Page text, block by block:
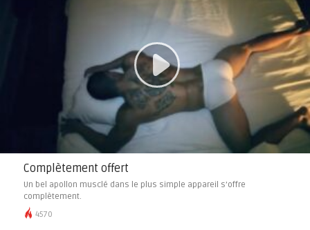
Complètement offert
Un bel apollon musclé dans le plus simple appareil s’offre
complètement.
4570